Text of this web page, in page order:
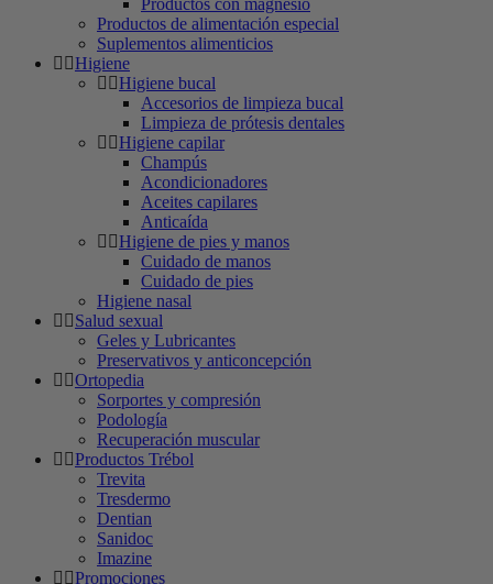
Productos con magnesio
Productos de alimentación especial
Suplementos alimenticios
Higiene
Higiene bucal
Accesorios de limpieza bucal
Limpieza de prótesis dentales
Higiene capilar
Champús
Acondicionadores
Aceites capilares
Anticaída
Higiene de pies y manos
Cuidado de manos
Cuidado de pies
Higiene nasal
Salud sexual
Geles y Lubricantes
Preservativos y anticoncepción
Ortopedia
Sorportes y compresión
Podología
Recuperación muscular
Productos Trébol
Trevita
Tresdermo
Dentian
Sanidoc
Imazine
Promociones